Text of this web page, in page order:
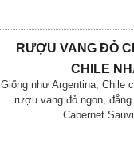
RƯỢU VANG ĐỎ
CHILE
Giống như Argentina, Chile
rượu vang đỏ ngon,
Cabernet